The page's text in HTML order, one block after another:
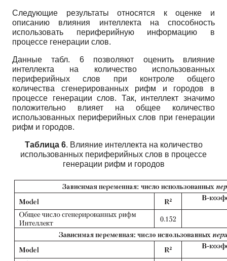
Следующие результаты относятся к оценке и
описанию влияния интеллекта на способность
использовать периферийную информацию в
процессе генерации слов.
Данные табл. 6 позволяют оценить влияние
интеллекта на количество использованных
периферийных слов при контроле общего
количества сгенерированных рифм и городов в
процессе генерации слов. Так, интеллект значимо
положительно влияет на общее количество
использованных периферийных слов при генерации
рифм и городов.
Таблица 6. Влияние интеллекта на количество
использованных периферийных слов в процессе
генерации рифм и городов